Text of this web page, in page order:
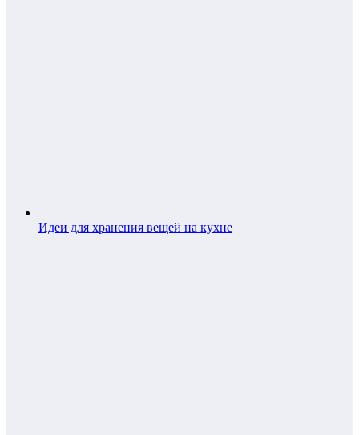
Идеи для хранения вещей на кухне